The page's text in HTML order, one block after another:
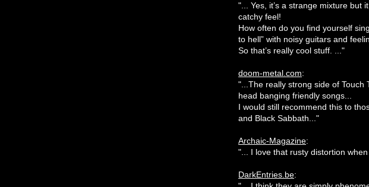
"... Yes, it’s a strange mixture but
catchy feel!
How often do you find yourself
to hell” with noisy guitars and
So that’s really cool stuff. ..."
doom-metal.com:
"...The really strong side of Touch
head banging friendly songs...
I would still recommend this to
and Black Sabbath..."
Archaic-Magazine:
"... I love that rusty distortion
DarkEntries.be: